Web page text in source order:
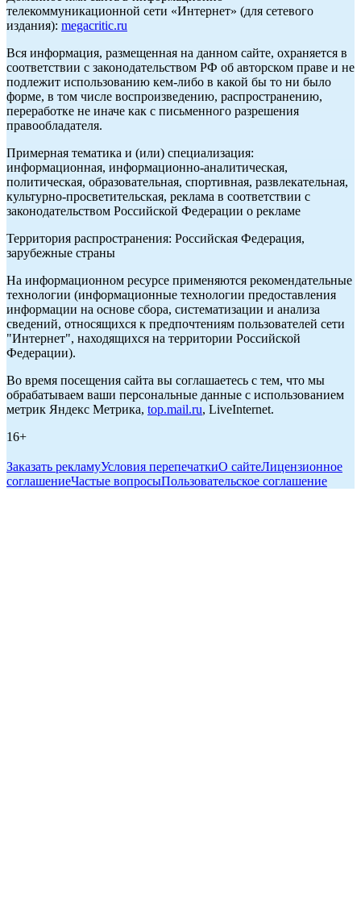
телекоммуникационной сети «Интернет» (для сетевого
издания): megacritic.ru
Вся информация, размещенная на данном сайте, охраняется в
соответствии с законодательством РФ об авторском праве и не
подлежит использованию кем-либо в какой бы то ни было
форме, в том числе воспроизведению, распространению,
переработке не иначе как с письменного разрешения
правообладателя.
Примерная тематика и (или) специализация:
информационная, информационно-аналитическая,
политическая, образовательная, спортивная, развлекательная,
культурно-просветительская, реклама в соответствии с
законодательством Российской Федерации о рекламе
Территория распространения: Российская Федерация,
зарубежные страны
На информационном ресурсе применяются рекомендательные
технологии (информационные технологии предоставления
информации на основе сбора, систематизации и анализа
сведений, относящихся к предпочтениям пользователей сети
"Интернет", находящихся на территории Российской
Федерации).
Во время посещения сайта вы соглашаетесь с тем, что мы
обрабатываем ваши персональные данные с использованием
метрик Яндекс Метрика, top.mail.ru, LiveInternet.
16+
Заказать рекламуУсловия перепечаткиО сайтеЛицензионное
соглашениеЧастые вопросыПользовательское соглашение